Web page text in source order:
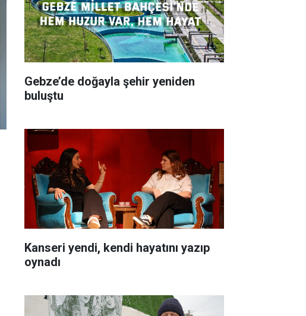
Gebze’de doğayla şehir yeniden
buluştu
Kanseri yendi, kendi hayatını yazıp
oynadı